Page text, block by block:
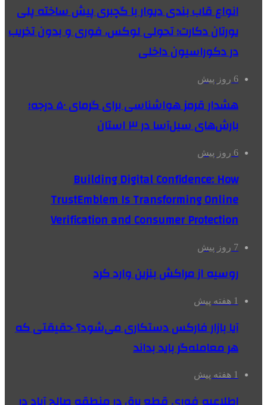
انواع قاب بندی دیوار با گچبری پیش ساخته پلی
یورتان دکارت؛ تحولی لوکس، فوری و بدون تخریب
در دکوراسیون داخلی
6 روز پیش
هشدار قرمز هواشناسی برای گرمای ۵۰ درجه؛
بارش‌های سیل‌آسا در ۳ استان
6 روز پیش
Building Digital Confidence: How
TrustEmblem Is Transforming Online
Verification and Consumer Protection
7 روز پیش
روسیه از مراکش بنزین وارد کرد
1 هفته پیش
آیا بازار فارکس دستکاری می‌شود؟ حقیقتی که
هر معامله‌گر باید بداند
1 هفته پیش